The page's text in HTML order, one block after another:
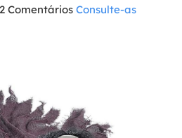
Comentários Consulte-as